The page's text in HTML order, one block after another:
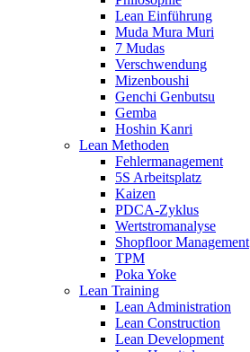
Lean Einführung
Muda Mura Muri
7 Mudas
Verschwendung
Mizenboushi
Genchi Genbutsu
Gemba
Hoshin Kanri
Lean Methoden
Fehlermanagement
5S Arbeitsplatz
Kaizen
PDCA-Zyklus
Wertstromanalyse
Shopfloor Management
TPM
Poka Yoke
Lean Training
Lean Administration
Lean Construction
Lean Development